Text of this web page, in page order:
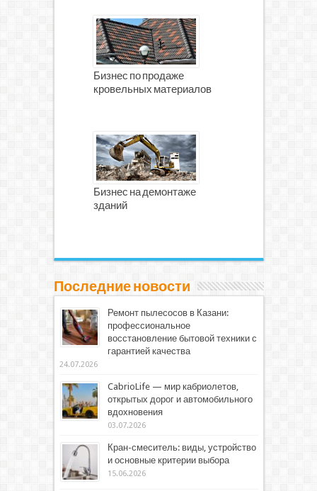
Бизнес по продаже
кровельных материалов
Бизнес на демонтаже
зданий
Последние новости
Ремонт пылесосов в Казани:
профессиональное
восстановление бытовой техники с
гарантией качества
24.07.2026
CabrioLife — мир кабриолетов,
открытых дорог и автомобильного
вдохновения
03.07.2026
Кран-смеситель: виды, устройство
и основные критерии выбора
15.06.2026